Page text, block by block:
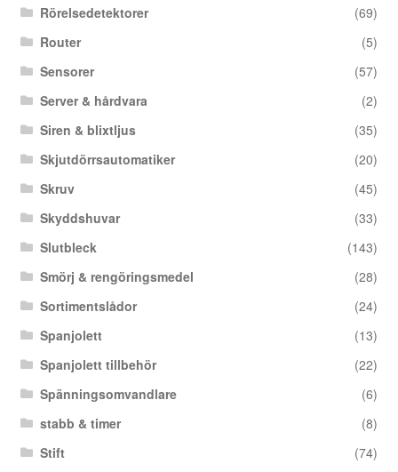
Rörelsedetektorer
(69)
Router
(5)
Sensorer
(57)
Server & hårdvara
(2)
Siren & blixtljus
(35)
Skjutdörrsautomatiker
(20)
Skruv
(45)
Skyddshuvar
(33)
Slutbleck
(143)
Smörj & rengöringsmedel
(28)
Sortimentslådor
(24)
Spanjolett
(13)
Spanjolett tillbehör
(22)
Spänningsomvandlare
(6)
stabb & timer
(8)
Stift
(74)